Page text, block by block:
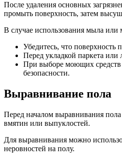
После удаления основных
промыть поверхность, затем
В случае использования мыла или
Убедитесь, что
Перед укладкой паркета или
При выборе моющих средств
безопасности.
Выравнивание пола
Перед началом выравнивания
вмятин или выпуклостей.
Для выравнивания можно
неровностей на полу.